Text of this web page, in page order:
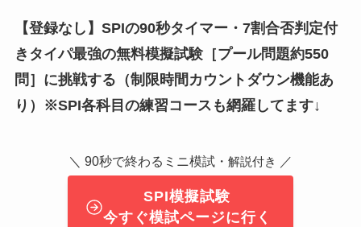
【登録なし】SPIの90秒タイマー・7割合否判定付
きタイパ最強の無料模擬試験［プール問題約550
問 ］ に挑戦する（制限時間カウントダウン機能あ
り）※SPI各科目の練習コースも網羅してます↓
＼ 90秒で終わるミニ模試・ 解説付き ／
SPI模擬試験
今すぐ模試ページに行く